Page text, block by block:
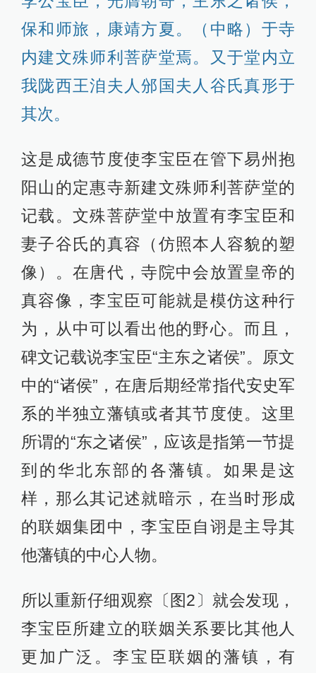
保和师旅，康靖方夏。（中略）于寺
内建文殊师利菩萨堂焉。又于堂内立
我陇西王洎夫人邠国夫人谷氏真形于
其次。
这是成德节度使李宝臣在管下易州抱
阳山的定惠寺新建文殊师利菩萨堂的
记载。文殊菩萨堂中放置有李宝臣和
妻子谷氏的真容（仿照本人容貌的塑
像）。在唐代，寺院中会放置皇帝的
真容像，李宝臣可能就是模仿这种行
为，从中可以看出他的野心。而且，
碑文记载说李宝臣“主东之诸侯”。原文
中的“诸侯”，在唐后期经常指代安史军
系的半独立藩镇或者其节度使。这里
所谓的“东之诸侯”，应该是指第一节提
到的华北东部的各藩镇。如果是这
样，那么其记述就暗示，在当时形成
的联姻集团中，李宝臣自诩是主导其
他藩镇的中心人物。
所以重新仔细观察〔图2〕就会发现，
李宝臣所建立的联姻关系要比其他人
更加广泛。李宝臣联姻的藩镇，有